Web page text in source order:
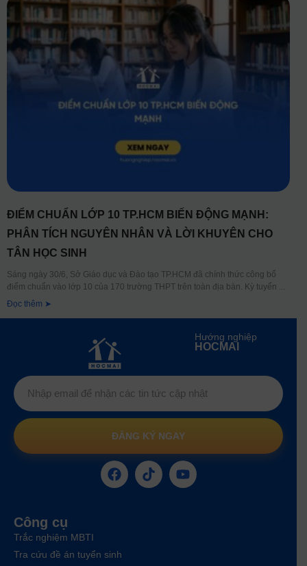
ĐIỂM CHUẨN LỚP 10 TP.HCM BIẾN ĐỘNG MẠNH:
PHÂN TÍCH NGUYÊN NHÂN VÀ LỜI KHUYÊN CHO
TÂN HỌC SINH
Sáng ngày 30/6, Sở Giáo dục và Đào tạo TP.HCM đã chính thức công bố
điểm chuẩn vào lớp 10 của 170 trường THPT trên toàn địa bàn. Kỳ tuyển
Đọc thêm ➤
Hướng nghiệp
HOCMAI
ĐĂNG KÝ NGAY
Công cụ
Trắc nghiệm MBTI
Tra cứu đề án tuyển sinh